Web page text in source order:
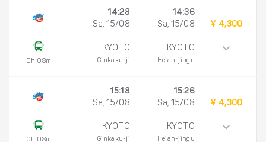
0h 08m
14:28
Sa, 15/08
KYOTO
Ginkaku-ji
14:36
Sa, 15/08
KYOTO
Heian-jingu
¥ 4,300
0h 08m
15:18
Sa, 15/08
KYOTO
Ginkaku-ji
15:26
Sa, 15/08
KYOTO
Heian-jingu
¥ 4,300